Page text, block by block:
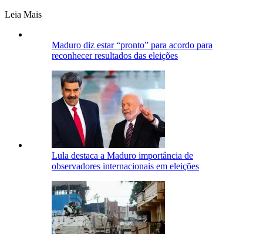
Leia Mais
Maduro diz estar “pronto” para acordo para
reconhecer resultados das eleições
Lula destaca a Maduro importância de
observadores internacionais em eleições